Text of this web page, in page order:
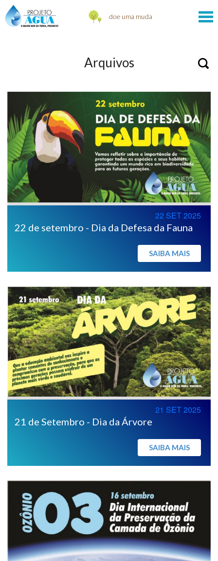
Arquivos
22 de setembro - Dia da Defesa da Fauna
22 SET 2025
SAIBA MAIS
21 de Setembro - Dia da Árvore
21 SET 2025
SAIBA MAIS